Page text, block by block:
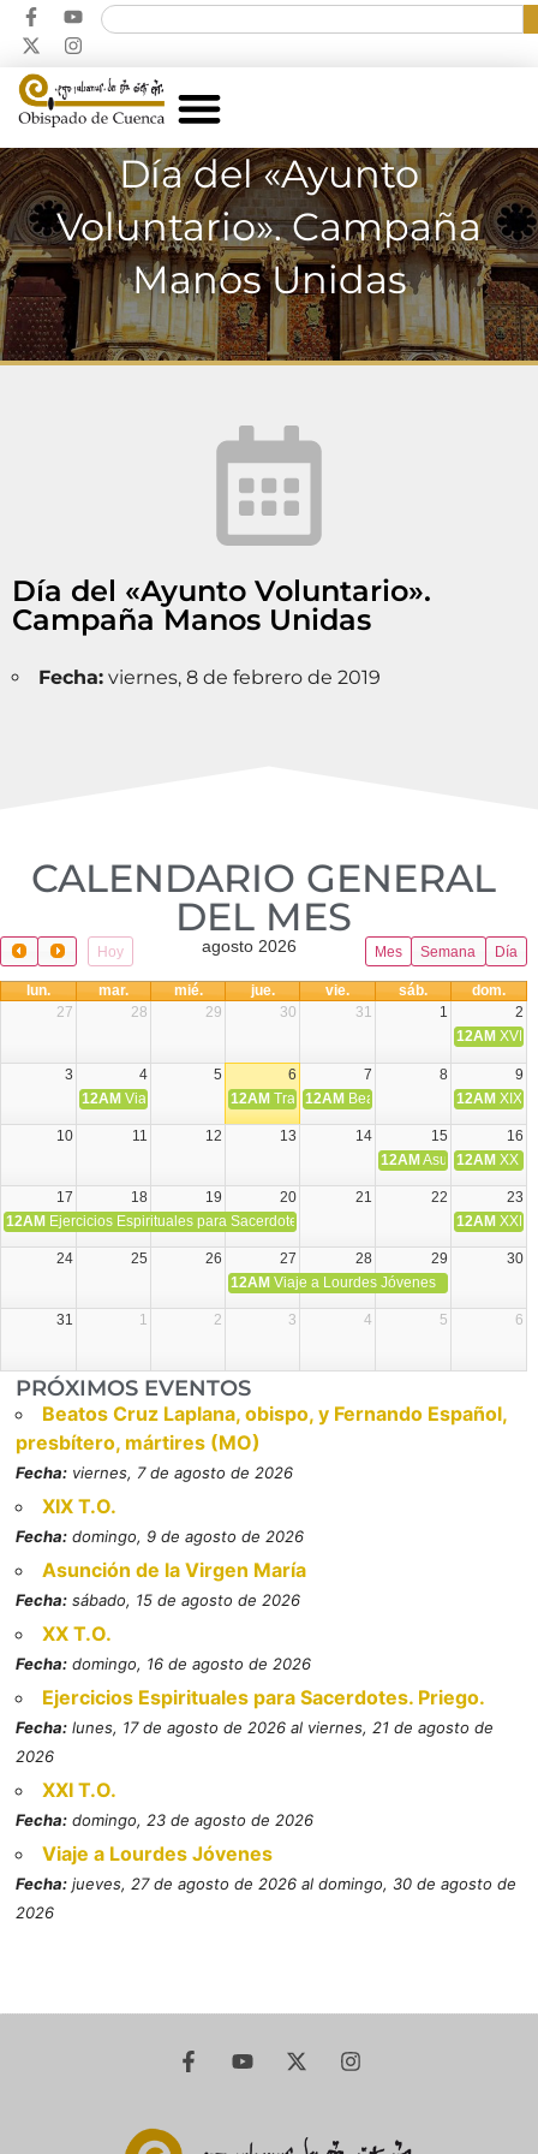
Día del «Ayunto
Voluntario». Campaña
Manos Unidas
Día del «Ayunto Voluntario».
Campaña Manos Unidas
Fecha: viernes, 8 de febrero de 2019
CALENDARIO GENERAL
DEL MES​
Hoy Mes Semana Día
agosto 2026
lun. mar. mié. jue. vie. sáb.
dom.
27
28 29 30 31 1
2
12AM XVIII
3 4 5 6 7 8
9
12AM Viaje Diocesano a Japón.
12AM Transfiguración del Señor
12AM Beatos Cruz Laplana,
12AM XIX
10 11 12 13 14 15
16
12AM Asunción de la
12AM XX
17 18 19 20 21 22
23
12AM Ejercicios Espirituales para Sacerdotes. Priego. 12AM XXI
24 25 26 27 28 29
30
12AM Viaje a Lourdes Jóvenes
31 1 2 3 4 5 6
PRÓXIMOS EVENTOS
Beatos Cruz Laplana, obispo, y Fernando Español,
presbítero, mártires (MO)
Fecha: viernes, 7 de agosto de 2026
XIX T.O.
Fecha: domingo, 9 de agosto de 2026
Asunción de la Virgen María
Fecha: sábado, 15 de agosto de 2026
XX T.O.
Fecha: domingo, 16 de agosto de 2026
Ejercicios Espirituales para Sacerdotes. Priego.
Fecha: lunes, 17 de agosto de 2026 al viernes, 21 de agosto de
2026
XXI T.O.
Fecha: domingo, 23 de agosto de 2026
Viaje a Lourdes Jóvenes
Fecha: jueves, 27 de agosto de 2026 al domingo, 30 de agosto de
2026